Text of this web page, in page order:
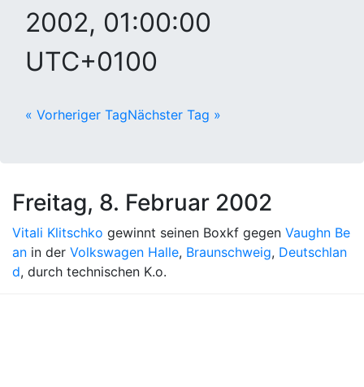
2002, 01:00:00
UTC+0100
« Vorheriger TagNächster Tag »
Freitag, 8. Februar 2002
Vitali Klitschko gewinnt seinen Boxkf gegen Vaughn Be
an in der Volkswagen Halle, Braunschweig, Deutschlan
d, durch technischen K.o.